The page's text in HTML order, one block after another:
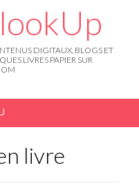
DIGITAUX, BLOGS ET
LIVRES PAPIER SUR
livre